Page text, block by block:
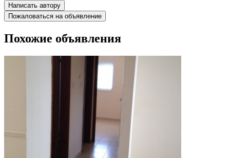
Написать автору
Пожаловаться на объявление
Похожие объявления